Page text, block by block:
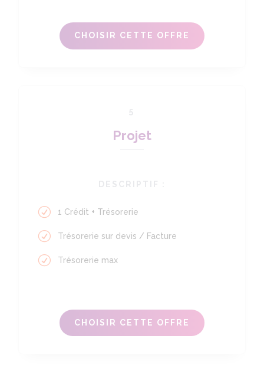
CHOISIR CETTE OFFRE
Projet
1 Crédit + Trésorerie
Trésorerie sur devis / Facture
Trésorerie max
CHOISIR CETTE OFFRE